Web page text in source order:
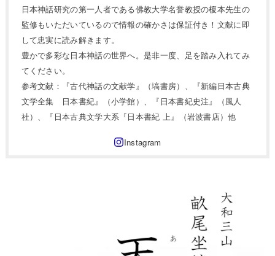
日本神話研究の第一人者である佛教大学名誉教授の榎本先生の
監修もいただいているので情報の確かさは保証付き！文献に即
して忠実に読み解きます。
豊かで多彩な日本神話の世界へ。是非一度、足を踏み入れてみ
てください。
参考文献：『古代神話の文献学』（塙書房）、『新編日本古典
文学全集 日本書紀』（小学館）、『日本書紀史注』（風人
社）、『日本古典文学大系『日本書紀 上』（岩波書店）他